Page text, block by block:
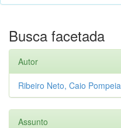
Busca facetada
Autor
Ribeiro Neto, Caio Pompeia
Assunto